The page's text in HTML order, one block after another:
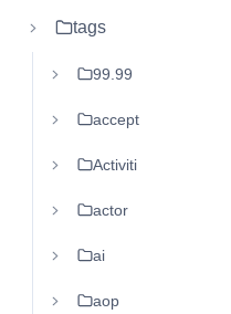
tags
99.99
accept
Activiti
actor
ai
aop